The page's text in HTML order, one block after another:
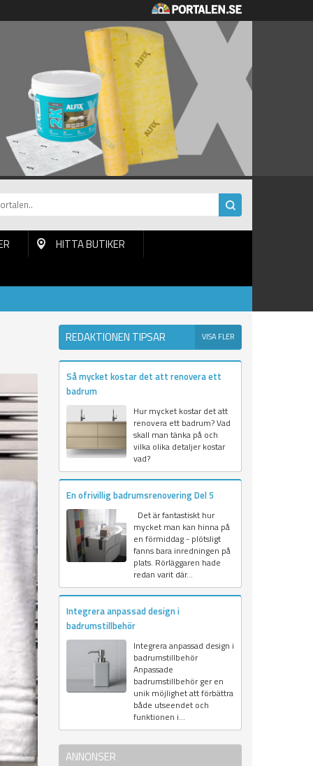
HITTA BUTIKER
REDAKTIONEN TIPSAR VISA FLER
Så mycket kostar det att renovera ett
badrum
Hur mycket kostar det att
renovera ett badrum? Vad
skall man tänka på och
vilka olika detaljer kostar
vad?
En ofrivillig badrumsrenovering Del 5
Det är fantastiskt hur
mycket man kan hinna på
en förmiddag - plötsligt
fanns bara inredningen på
plats. Rörläggaren hade
redan varit där...
Integrera anpassad design i
badrumstillbehör
Integrera anpassad design i
badrumstillbehör
Anpassade
badrumstillbehör ger en
unik möjlighet att förbättra
både utseendet och
funktionen i...
ANNONSER